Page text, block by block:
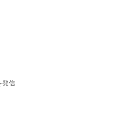
発信